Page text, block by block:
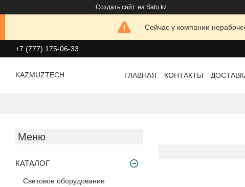
Создать сайт на Satu.kz
Сейчас у компании
+7 (777) 175-06-33
KAZMUZTECH ГЛАВНАЯ КОНТАКТЫ
КАТАЛОГ
Световое оборудование